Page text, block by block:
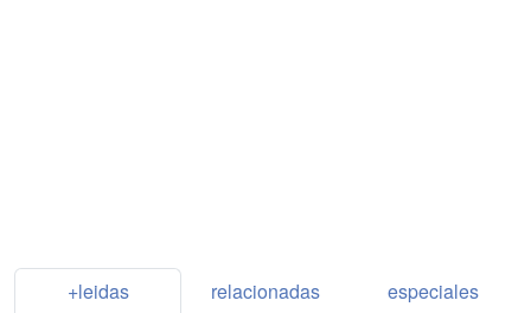
+leidas relacionadas
especiales